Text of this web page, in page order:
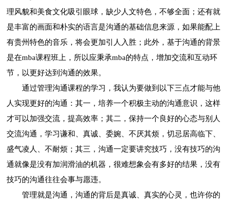
理风貌和美食文化吸引眼球，缺少人文特色，不够全面；还有就
是丰富的画面和朴实的语言是沟通的基础信息来源，如果能配上
有贵州特色的音乐，将会更加引人入胜；此外，基于沟通的背景
是在mba课程班上，所以应秉承mba的特点，增加交流和互动环
节，以更好达到沟通的效果。
通过管理沟通课程的学习，我认为要做到以下三点才能与他
人实现更好的沟通：其一，培养一个积极主动的沟通意识，这样
才可以加强交流，提高效率；其二，保持一个良好的心态与别人
交流沟通，学习谦和、真诚、委婉、不厌其烦，切忌居高临下、
盛气凌人、不耐烦；其三，沟通一定要讲究技巧，没有技巧的沟
通就像是没有加润滑油的机器，很难想象会有多好的结果，没有
技巧的沟通往往会事与愿违。
管理就是沟通，沟通的背后是真诚、真实的心灵，也许你的